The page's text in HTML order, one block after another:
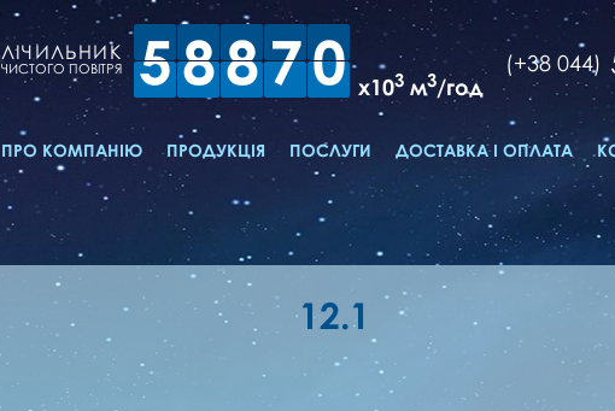
ЛІЧИЛЬНИК
ЧИСТОГО ПОВІТРЯ 58870 x103 м3/год
(+38 044)
ПРО КОМПАНІЮ ПРОДУКЦІЯ ПОСЛУГИ ДОСТАВКА І ОПЛАТА
12.1